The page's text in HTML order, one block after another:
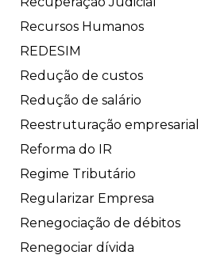
Recursos Humanos
REDESIM
Redução de custos
Redução de salário
Reestruturação empresarial
Reforma do IR
Regime Tributário
Regularizar Empresa
Renegociação de débitos
Renegociar dívida